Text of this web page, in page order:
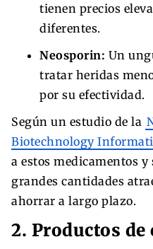
tienen precios
diferentes.
Neosporin: Un
tratar heridas
por su efectividad.
Según un estudio de la
Biotechnology
a estos medicamentos y
grandes cantidades
ahorrar a largo plazo.
2. Productos